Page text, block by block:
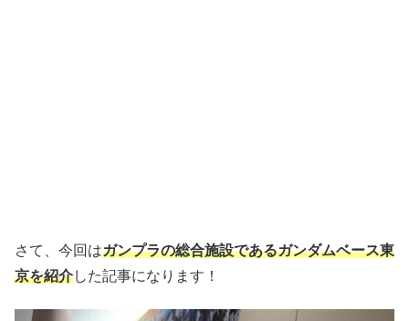
さて、今回はガンプラの総合施設であるガンダムベース東
京を紹介した記事になります！